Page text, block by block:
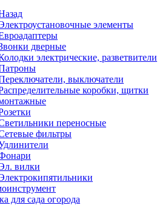
элементы
дверные
электрические, разветвители
выключатели
коробки, щитки
переносные
фильтры
вилки
для сада огорода